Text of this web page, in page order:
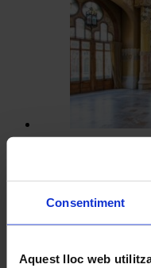
Consentiment
Aquest lloc web
segona
Recinte